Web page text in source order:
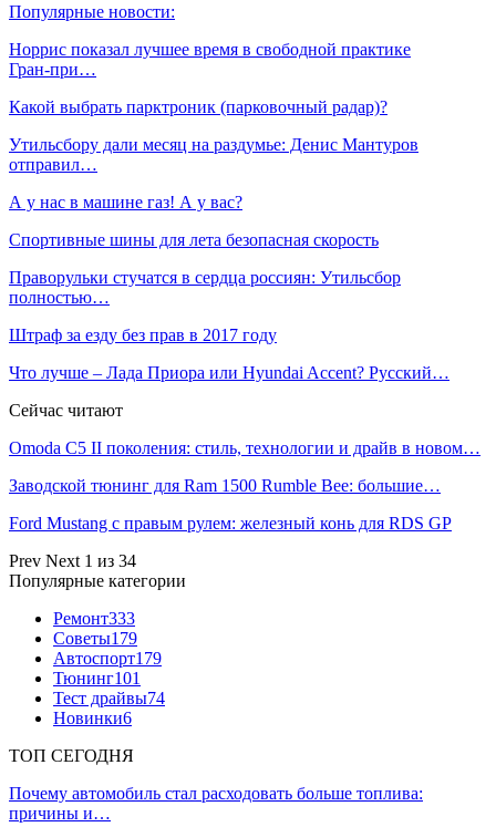
Популярные новости:
Норрис показал лучшее время в свободной практике
Гран‑при…
Какой выбрать парктроник (парковочный радар)?
Утильсбору дали месяц на раздумье: Денис Мантуров
отправил…
А у нас в машине газ! А у вас?
Спортивные шины для лета безопасная скорость
Праворульки стучатся в сердца россиян: Утильсбор
полностью…
Штраф за езду без прав в 2017 году
Что лучше – Лада Приора или Hyundai Accent? Русский…
Сейчас читают
Omoda C5 II поколения: стиль, технологии и драйв в новом…
Заводской тюнинг для Ram 1500 Rumble Bee: большие…
Ford Mustang с правым рулем: железный конь для RDS GP
Prev Next 1 из 34
Популярные категории
Ремонт333
Советы179
Автоспорт179
Тюнинг101
Тест драйвы74
Новинки6
ТОП СЕГОДНЯ
Почему автомобиль стал расходовать больше топлива:
причины и…